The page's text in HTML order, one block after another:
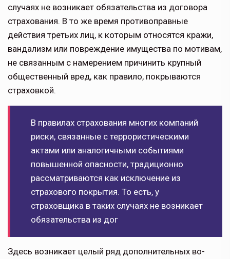
случаях не возникает обязательства из до­говора
страхования. В то же время противоправные
действия третьих лиц, к которым относятся кражи,
ванда­лизм или повреждение имущества по мотивам,
не связанным с намерени­ем причинить крупный
общественный вред, как правило, покрываются
страховкой.
В правилах страхования многих компаний
риски, связанные с террори­стическими
актами или аналогичными собы­тиями
повышенной опасности, традиционно
рассматриваются как исключение из
страхо­вого покрытия. То есть, у
страховщика в таких случаях не возникает
обязательства из дог
Здесь возникает целый ряд дополнительных во­